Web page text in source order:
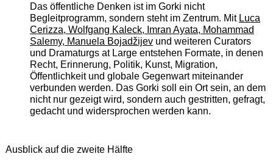
Das öffentliche Denken ist im Gorki nicht
Begleitprogramm, sondern steht im Zentrum. Mit Luca
Cerizza, Wolfgang Kaleck, Imran Ayata, Mohammad
Salemy, Manuela Bojadžijevund weiteren Curators
und Dramaturgs at Large entstehen Formate, in denen
Recht, Erinnerung, Politik, Kunst, Migration,
Öffentlichkeit und globale Gegenwart miteinander
verbunden werden. Das Gorki soll ein Ort sein, an dem
nicht nur gezeigt wird, sondern auch gestritten, gefragt,
gedacht und widersprochen werden kann.
Ausblick auf die zweite Hälfte